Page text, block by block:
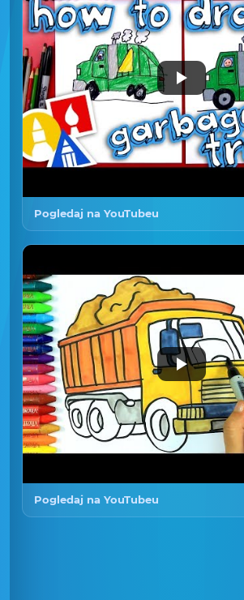
Pogledaj na YouTubeu
Pogledaj na YouTubeu